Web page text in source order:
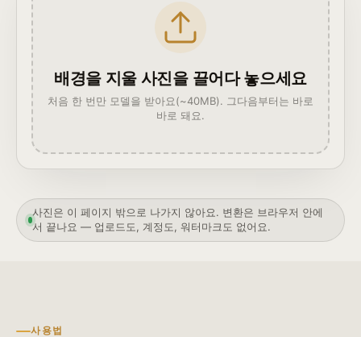
배경을 지울 사진을 끌어다 놓으세요
처음 한 번만 모델을 받아요(~40MB). 그다음부터는 바로
바로 돼요.
사진은 이 페이지 밖으로 나가지 않아요. 변환은 브라우저 안에
서 끝나요 — 업로드도, 계정도, 워터마크도 없어요.
사용법